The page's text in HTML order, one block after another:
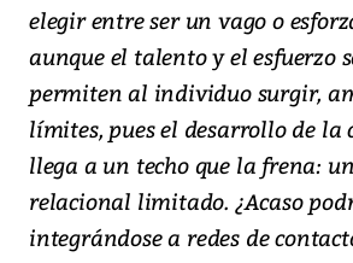
elegir entre ser un vago o
aunque el talento y el esfuerzo
permiten al individuo surgir,
límites, pues el desarrollo de la
llega a un techo que la frena:
relacional limitado. ¿Acaso
integrándose a redes de